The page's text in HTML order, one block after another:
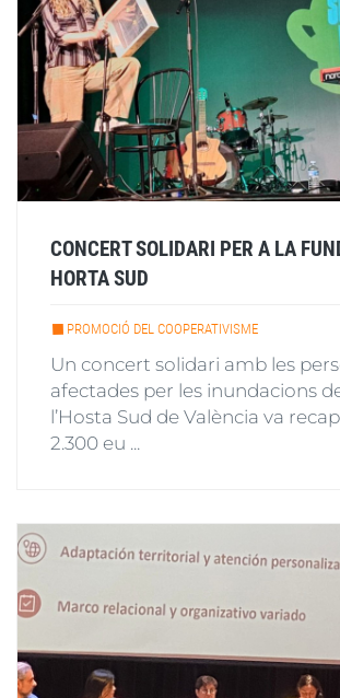
CONCERT SOLIDARI PER A LA
HORTA SUD
PROMOCIÓ DEL COOPERATIVISME
Un concert solidari amb les
afectades per les inundacions
l’Hosta Sud de València va
2.300 eu ...